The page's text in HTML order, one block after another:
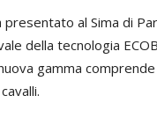
presentato al Sima di
della tecnologia
gamma